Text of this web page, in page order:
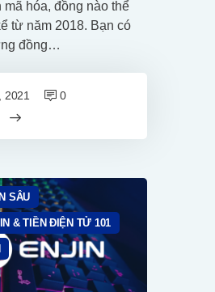
mã hóa, đồng nào thể
từ năm 2018. Bạn có
đồng…
2021 0
SÂU
& TIỀN ĐIỆN TỬ 101